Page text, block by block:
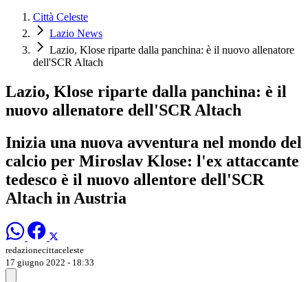
Città Celeste
Lazio News
Lazio, Klose riparte dalla panchina: è il nuovo allenatore
dell'SCR Altach
Lazio, Klose riparte dalla panchina: è il
nuovo allenatore dell'SCR Altach
Inizia una nuova avventura nel mondo del
calcio per Miroslav Klose: l'ex attaccante
tedesco è il nuovo allentore dell'SCR
Altach in Austria
redazionecittaceleste
17 giugno 2022 - 18:33